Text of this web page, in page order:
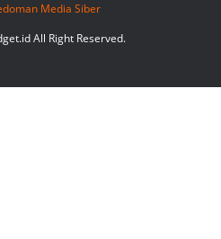
Media Siber
All Right Reserved.